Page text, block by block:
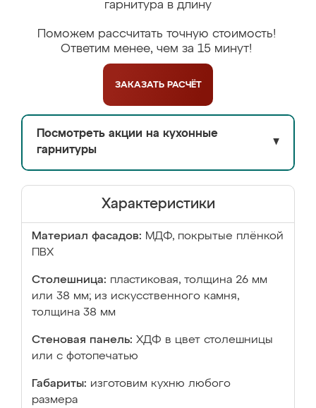
гарнитура в длину
Поможем рассчитать точную стоимость!
Ответим менее, чем за 15 минут!
ЗАКАЗАТЬ РАСЧЁТ
Посмотреть акции на кухонные
гарнитуры
▼
Характеристики
Материал фасадов: МДФ, покрытые плёнкой
ПВХ
Столешница: пластиковая, толщина 26 мм
или 38 мм; из искусственного камня,
толщина 38 мм
Стеновая панель: ХДФ в цвет столешницы
или с фотопечатью
Габариты: изготовим кухню любого
размера